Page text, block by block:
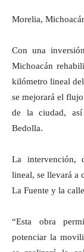
Morelia,
Con una
Michoacán
kilómetro lineal
se mejorará el
de la ciudad,
Bedolla.
La intervención,
lineal, se llevará a
La Fuente y la
“Esta obra
potenciar la